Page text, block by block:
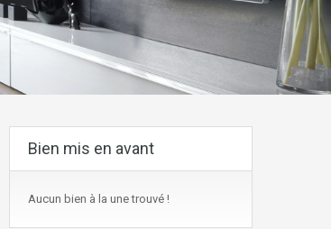
Bien mis en avant
Aucun bien à la une trouvé !